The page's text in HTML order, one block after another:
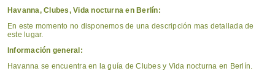
Havanna, Clubes, Vida nocturna en Berlín:
En este momento no disponemos de una descripción mas detallada de
este lugar.
Información general:
Havanna se encuentra en la guía de Clubes y Vida nocturna en Berlín.